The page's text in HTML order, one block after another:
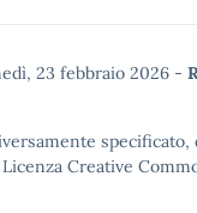
23 febbraio 2026 -
Licenza Creative